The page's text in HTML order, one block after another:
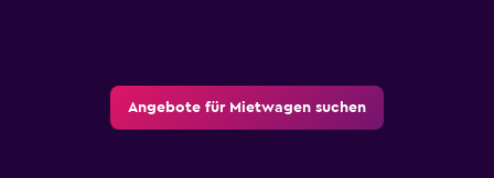
Angebote für Mietwagen suchen